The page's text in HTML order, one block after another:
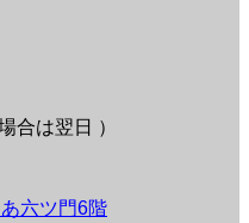
合は翌日 ）
六ツ門6階